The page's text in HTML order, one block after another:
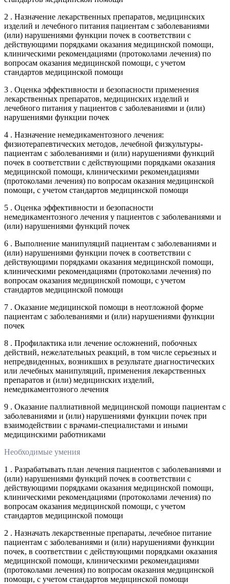
2 . Назначение лекарственных препаратов, медицинских
изделий и лечебного питания пациентам с заболеваниями
(или) нарушениями функции почек в соответствии с
действующими порядками оказания медицинской помощи,
клиническими рекомендациями (протоколами лечения) по
вопросам оказания медицинской помощи, с учетом
стандартов медицинской помощи
3 . Оценка эффективности и безопасности применения
лекарственных препаратов, медицинских изделий и
лечебного питания у пациентов с заболеваниями и (или)
нарушениями функции почек
4 . Назначение немедикаментозного лечения:
физиотерапевтических методов, лечебной физкультуры-
пациентам с заболеваниями и (или) нарушениями функций
почек в соответствии с действующими порядками оказания
медицинской помощи, клиническими рекомендациями
(протоколами лечения) по вопросам оказания медицинской
помощи, с учетом стандартов медицинской помощи
5 . Оценка эффективности и безопасности
немедикаментозного лечения у пациентов с заболеваниями и
(или) нарушениями функций почек
6 . Выполнение манипуляций пациентам с заболеваниями и
(или) нарушениями функции почек в соответствии с
действующими порядками оказания медицинской помощи,
клиническими рекомендациями (протоколами лечения) по
вопросам оказания медицинской помощи, с учетом
стандартов медицинской помощи
7 . Оказание медицинской помощи в неотложной форме
пациентам с заболеваниями и (или) нарушениями функции
почек
8 . Профилактика или лечение осложнений, побочных
действий, нежелательных реакций, в том числе серьезных и
непредвиденных, возникших в результате диагностических
или лечебных манипуляций, применения лекарственных
препаратов и (или) медицинских изделий,
немедикаментозного лечения
9 . Оказание паллиативной медицинской помощи пациентам с
заболеваниями и (или) нарушениями функции почек при
взаимодействии с врачами-специалистами и иными
медицинскими работниками
Необходимые умения
1 . Разрабатывать план лечения пациентов с заболеваниями и
(или) нарушениями функций почек в соответствии с
действующими порядками оказания медицинской помощи,
клиническими рекомендациями (протоколами лечения) по
вопросам оказания медицинской помощи, с учетом
стандартов медицинской помощи
2 . Назначать лекарственные препараты, лечебное питание
пациентам с заболеваниями и (или) нарушениями функции
почек, в соответствии с действующими порядками оказания
медицинской помощи, клиническими рекомендациями
(протоколами лечения) по вопросам оказания медицинской
помощи, с учетом стандартов медицинской помощи